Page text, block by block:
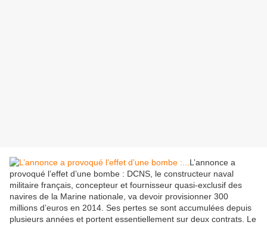
L’annonce a
provoqué l’effet d’une bombe : DCNS, le constructeur naval
militaire français, concepteur et fournisseur quasi-exclusif des
navires de la Marine nationale, va devoir provisionner 300
millions d’euros en 2014. Ses pertes se sont accumulées depuis
plusieurs années et portent essentiellement sur deux contrats. Le